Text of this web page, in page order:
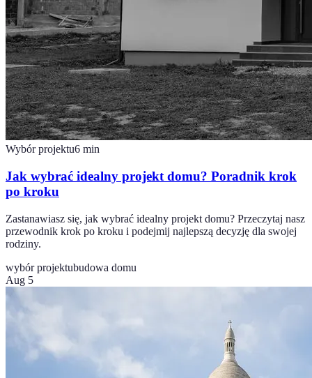
Wybór projektu6 min
Jak wybrać idealny projekt domu? Poradnik krok
po kroku
Zastanawiasz się, jak wybrać idealny projekt domu? Przeczytaj nasz
przewodnik krok po kroku i podejmij najlepszą decyzję dla swojej
rodziny.
wybór projektubudowa domu
Aug 5